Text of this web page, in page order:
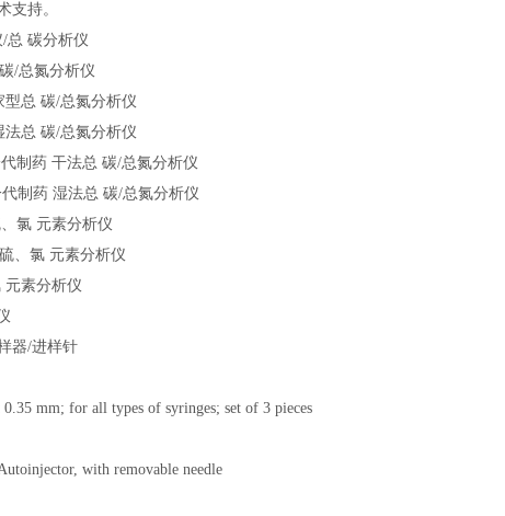
支持。
总 碳分析仪
/总氮分析仪
总 碳/总氮分析仪
总 碳/总氮分析仪
制药 干法总 碳/总氮分析仪
制药 湿法总 碳/总氮分析仪
氯 元素分析仪
、氯 元素分析仪
元素分析仪
器/进样针
mm; for all types of syringes; set of 3 pieces
with removable needle